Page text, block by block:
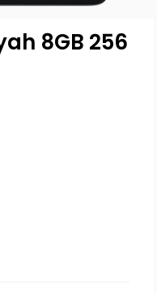
8GB 256